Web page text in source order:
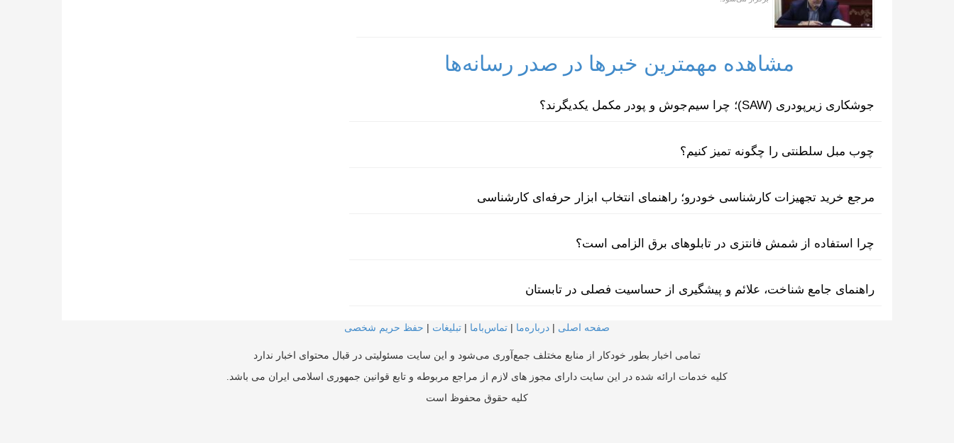
مشاهده مهمترین خبرها در صدر رسانه‌ها
جوشکاری زیرپودری (SAW)؛ چرا سیم‌جوش و پودر مکمل یکدیگرند؟
چوب مبل سلطنتی را چگونه تمیز کنیم؟
مرجع خرید تجهیزات کارشناسی خودرو؛ راهنمای انتخاب ابزار حرفه‌ای کارشناسی
چرا استفاده از شمش فانتزی در تابلوهای برق الزامی است؟
راهنمای جامع شناخت، علائم و پیشگیری از حساسیت فصلی در تابستان
صفحه اصلی | درباره‌ما | تماس‌با‌ما | تبلیغات | حفظ حریم شخصی
تمامی اخبار بطور خودکار از منابع مختلف جمع‌آوری می‌شود و این سایت مسئولیتی در قبال محتوای اخبار ندارد
کلیه خدمات ارائه شده در این سایت دارای مجوز های لازم از مراجع مربوطه و تابع قوانین جمهوری اسلامی ایران می باشد.
کلیه حقوق محفوظ است